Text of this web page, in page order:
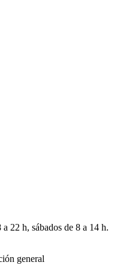
22 h, sábados de 8 a 14 h.
general